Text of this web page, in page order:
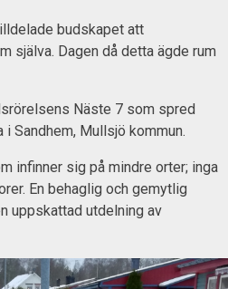
budskapet att
själva. Dagen då detta ägde rum
Näste 7 som spred
Sandhem, Mullsjö kommun.
infinner sig på mindre orter; inga
En behaglig och gemytlig
uppskattad utdelning av